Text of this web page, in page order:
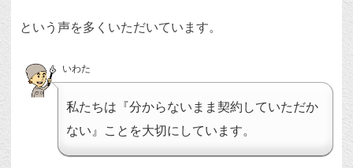
という声を多くいただいています。
いわた
私たちは『分からないまま契約していただか
ない』ことを大切にしています。